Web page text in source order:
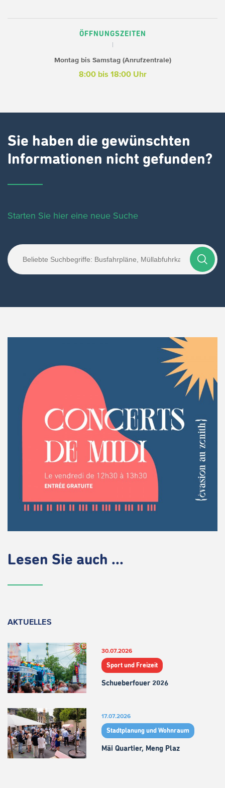
ÖFFNUNGSZEITEN
Montag bis Samstag (Anrufzentrale)
8:00 bis 18:00 Uhr
Sie haben die gewünschten
Informationen nicht gefunden?
Starten Sie hier eine neue Suche
Lesen Sie auch ...
AKTUELLES
30.07.2026
Sport und Freizeit
Schueberfouer 2026
17.07.2026
Stadtplanung und Wohnraum
Mäi Quartier, Meng Plaz